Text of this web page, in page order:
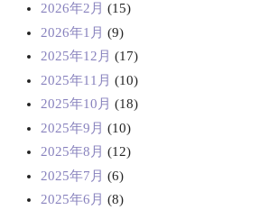
2026年2月 (15)
2026年1月 (9)
2025年12月 (17)
2025年11月 (10)
2025年10月 (18)
2025年9月 (10)
2025年8月 (12)
2025年7月 (6)
2025年6月 (8)